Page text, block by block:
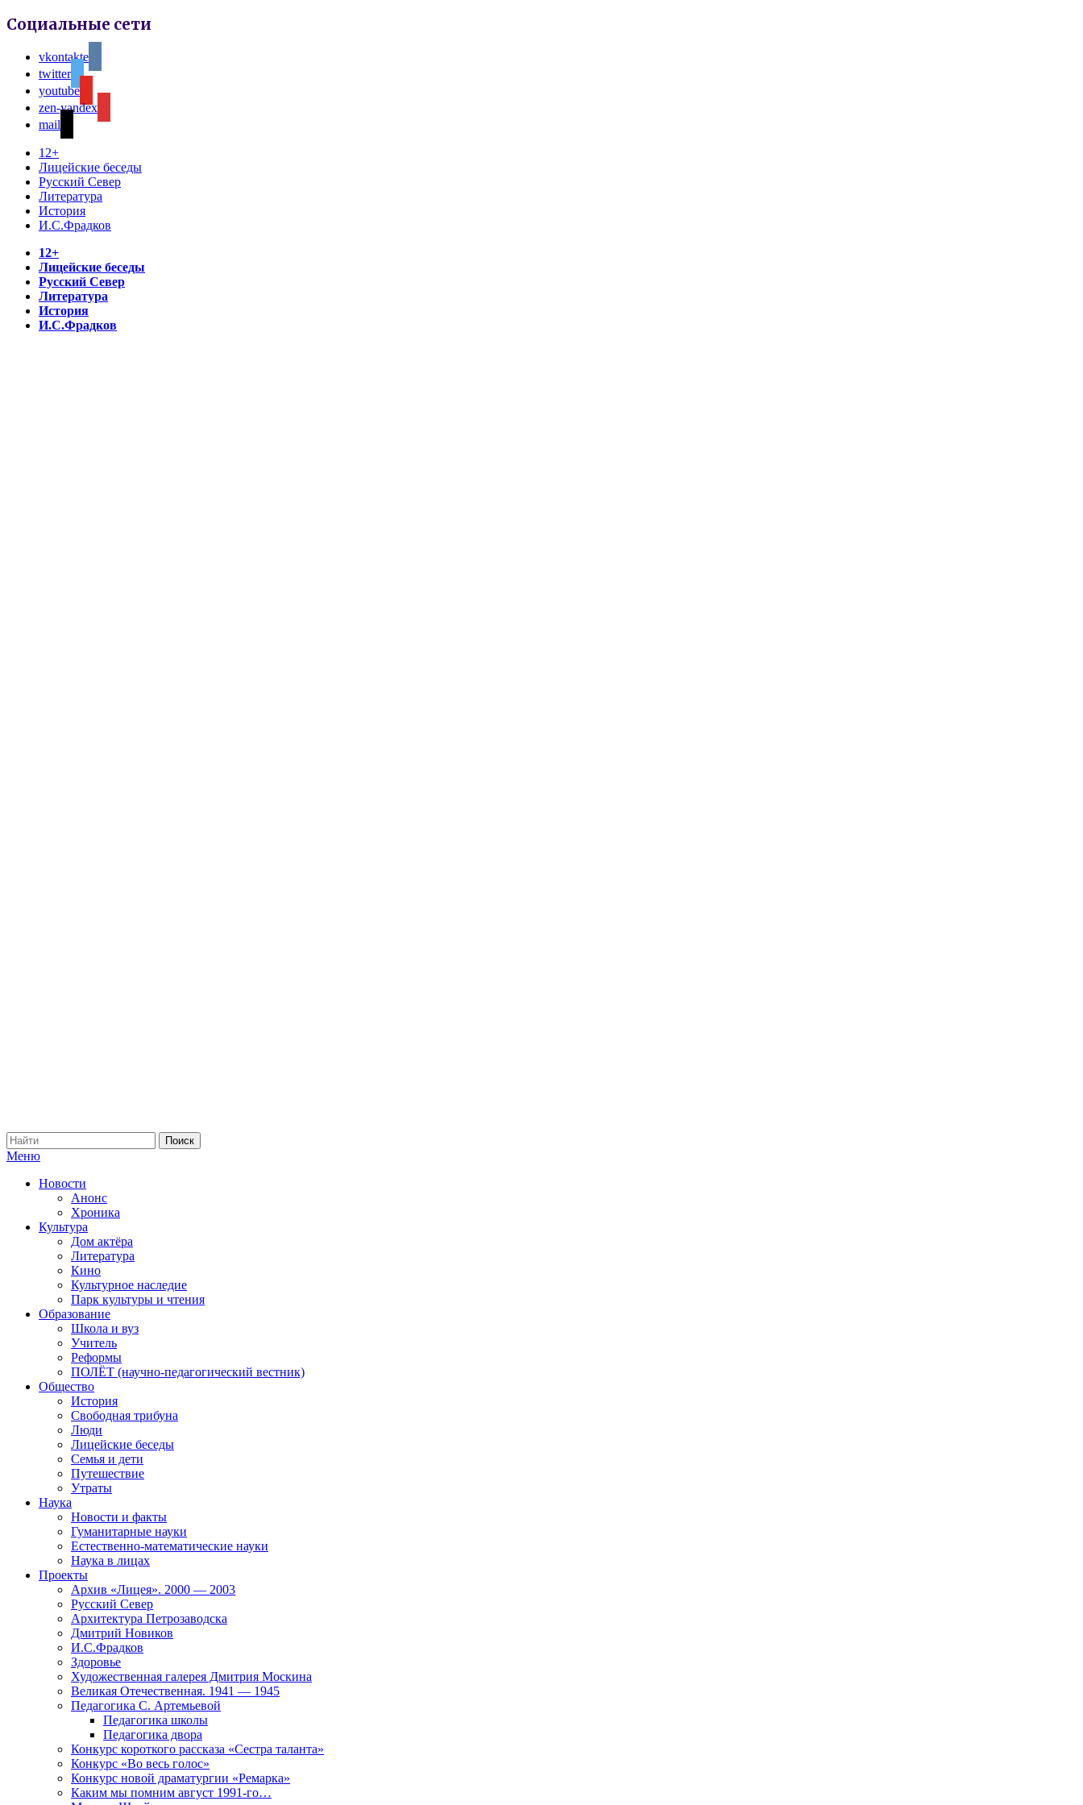
Социальные сети
vkontakte
twitter
youtube
zen-yandex
mail
12+
Лицейские беседы
Русский Север
Литература
История
И.С.Фрадков
12+
Лицейские беседы
Русский Север
Литература
История
И.С.Фрадков
Меню
Новости
Анонс
Хроника
Культура
Дом актёра
Литература
Кино
Культурное наследие
Парк культуры и чтения
Образование
Школа и вуз
Учитель
Реформы
ПОЛЁТ (научно-педагогический вестник)
Общество
История
Свободная трибуна
Люди
Лицейские беседы
Семья и дети
Путешествие
Утраты
Наука
Новости и факты
Гуманитарные науки
Естественно-математические науки
Наука в лицах
Проекты
Архив «Лицея». 2000 — 2003
Русский Север
Архитектура Петрозаводска
Дмитрий Новиков
И.С.Фрадков
Здоровье
Художественная галерея Дмитрия Москина
Великая Отечественная. 1941 — 1945
Педагогика С. Артемьевой
Педагогика школы
Педагогика двора
Конкурс короткого рассказа «Сестра таланта»
Конкурс «Во весь голос»
Конкурс новой драматургии «Ремарка»
Каким мы помним август 1991-го…